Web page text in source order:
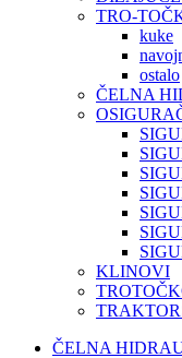
TRO-
kuke
ostalo
ČELNA
KLINOVI
ČELNA